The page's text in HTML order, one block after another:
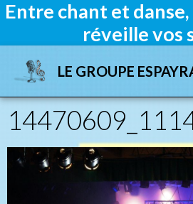
Entre chant et danse,
réveille vos
LE GROUPE